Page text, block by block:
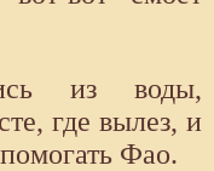
из воды,
где вылез, и
Фао.